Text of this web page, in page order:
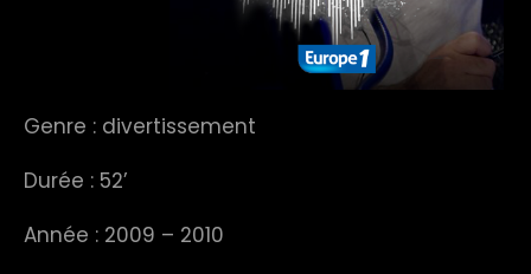
Genre : divertissement
Durée : 52’
Année : 2009 – 2010